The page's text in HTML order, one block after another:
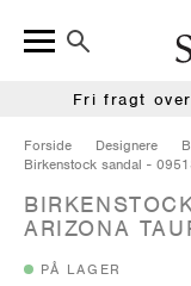
Fri fragt
Forside Designere
Birkenstock sandal -
ARIZONA
PÅ LAGER